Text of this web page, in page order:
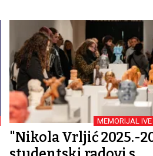
MEMORIJAL IVE
"Nikola Vrljić 2025.-